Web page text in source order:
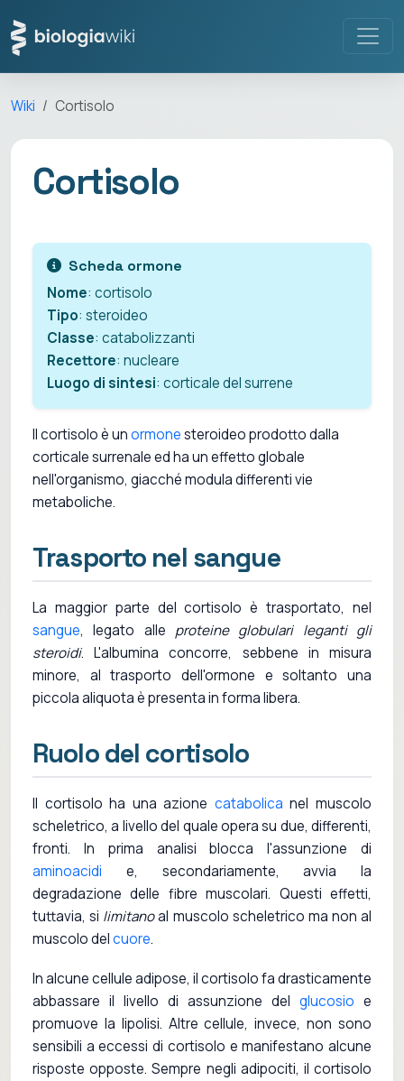
Wiki Cortisolo
Cortisolo
Scheda ormone
Nome: cortisolo
Tipo: steroideo
Classe: catabolizzanti
Recettore: nucleare
Luogo di sintesi: corticale del surrene
Il cortisolo è unormonesteroideo prodotto dalla
corticale surrenale ed ha un effetto globale
nell'organismo, giacché modula differenti vie
metaboliche.
Trasporto nel sangue
La maggior parte del cortisolo è trasportato, nel
sangue, legato alle proteine globulari leganti gli
steroidi. L'albumina concorre, sebbene in misura
minore, al trasporto dell'ormone e soltanto una
piccola aliquota è presenta in forma libera.
Ruolo del cortisolo
Il cortisolo ha una azione catabolica nel muscolo
scheletrico, a livello del quale opera su due, differenti,
fronti. In prima analisi blocca l'assunzione di
aminoacidi e, secondariamente, avvia la
degradazione delle fibre muscolari. Questi effetti,
tuttavia, si limitanoal muscolo scheletrico ma non al
muscolo delcuore.
In alcune cellule adipose, il cortisolo fa drasticamente
abbassare il livello di assunzione del glucosio e
promuove la lipolisi. Altre cellule, invece, non sono
sensibili a eccessi di cortisolo e manifestano alcune
risposte opposte. Sempre negli adipociti, il cortisolo